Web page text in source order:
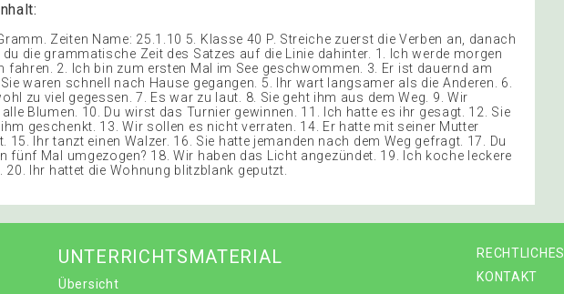
Zeiten Name: 25.1.10 5. Klasse 40 P. Streiche zuerst die Verben an, danach
die grammatische Zeit des Satzes auf die Linie dahinter. 1. Ich werde morgen
fahren. 2. Ich bin zum ersten Mal im See geschwommen. 3. Er ist dauernd am
Sie waren schnell nach Hause gegangen. 5. Ihr wart langsamer als die Anderen. 6.
zu viel gegessen. 7. Es war zu laut. 8. Sie geht ihm aus dem Weg. 9. Wir
Blumen. 10. Du wirst das Turnier gewinnen. 11. Ich hatte es ihr gesagt. 12. Sie
geschenkt. 13. Wir sollen es nicht verraten. 14. Er hatte mit seiner Mutter
15. Ihr tanzt einen Walzer. 16. Sie hatte jemanden nach dem Weg gefragt. 17. Du
fünf Mal umgezogen? 18. Wir haben das Licht angezündet. 19. Ich koche leckere
20. Ihr hattet die Wohnung blitzblank geputzt.
RECHTLICHES
KONTAKT
UNTERRICHTSMATERIAL
Übersicht